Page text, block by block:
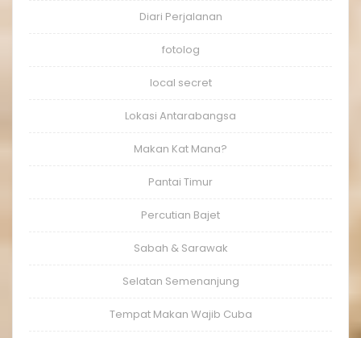
Diari Perjalanan
fotolog
local secret
Lokasi Antarabangsa
Makan Kat Mana?
Pantai Timur
Percutian Bajet
Sabah & Sarawak
Selatan Semenanjung
Tempat Makan Wajib Cuba